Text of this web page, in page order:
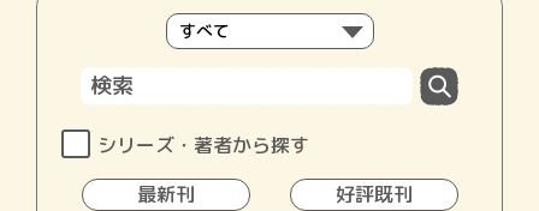
シリーズ・著者から探す
最新刊
好評既刊